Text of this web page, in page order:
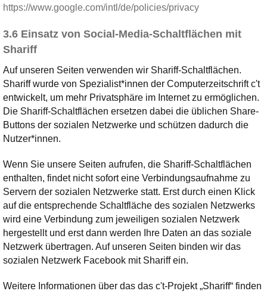
https://www.google.com/intl/de/policies/privacy
3.6 Einsatz von Social-Media-Schaltflächen mit
Shariff
Auf unseren Seiten verwenden wir Shariff-Schaltflächen.
Shariff wurde von Spezialist*innen der Computerzeitschrift c't
entwickelt, um mehr Privatsphäre im Internet zu ermöglichen.
Die Shariff-Schaltflächen ersetzen dabei die üblichen Share-
Buttons der sozialen Netzwerke und schützen dadurch die
Nutzer*innen.
Wenn Sie unsere Seiten aufrufen, die Shariff-Schaltflächen
enthalten, findet nicht sofort eine Verbindungsaufnahme zu
Servern der sozialen Netzwerke statt. Erst durch einen Klick
auf die entsprechende Schaltfläche des sozialen Netzwerks
wird eine Verbindung zum jeweiligen sozialen Netzwerk
hergestellt und erst dann werden Ihre Daten an das soziale
Netzwerk übertragen. Auf unseren Seiten binden wir das
sozialen Netzwerk Facebook mit Shariff ein.
Weitere Informationen über das das c't-Projekt „Shariff“ finden